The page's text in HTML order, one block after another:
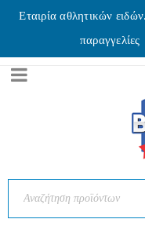
Εταιρία αθλητικών
παραγγελίες